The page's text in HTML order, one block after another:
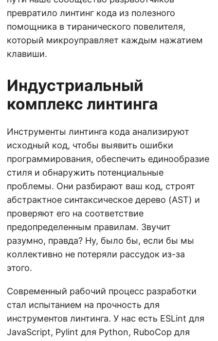
превратило линтинг кода из полезного
помощника в тиранического повелителя,
который микроуправляет каждым нажатием
клавиши.
Индустриальный
комплекс линтинга
Инструменты линтинга кода анализируют
исходный код, чтобы выявить ошибки
программирования, обеспечить единообразие
стиля и обнаружить потенциальные
проблемы. Они разбирают ваш код, строят
абстрактное синтаксическое дерево (AST) и
проверяют его на соответствие
предопределенным правилам. Звучит
разумно, правда? Ну, было бы, если бы мы
коллективно не потеряли рассудок из-за
этого.
Современный рабочий процесс разработки
стал испытанием на прочность для
инструментов линтинга. У нас есть ESLint для
JavaScript, Pylint для Python, RuboCop для